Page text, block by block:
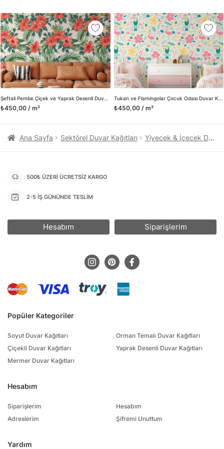
Şeftali Pembe Çiçek ve Yaprak Desenli Duvar Kağıdı Tasarımı, Yemyeşil Tropik Duvar Posteri
₺450,00 / m²
Tukan ve Flamingolar Çocuk Odası Duvar Kağıdı, Çiçekli Hayvan Motifli 3D Duvar Posteri
₺450,00 / m²
üretimini ve satışını yapmaktadır. Duvar tasarımının önemini
biliyor ve evin en kritik dekorasyon alanı olduğunu kabul
ediyoruz. Bu nedenle ürün yelpazemizi sürekli genişletiyor ve
trendlere ayak uydurmanın yanı sıra yeni trendlerin oluşumunda
da öncü rol üstleniyoruz.
Herhangi bir soru ya da sorununuz olursa bizimle iletişime
geçebilirsiniz.
Ana Sayfa Sektörel Duvar Kağıtları Yiyecek & İçecek Duvar Kağıtları
Popüler Kategoriler
Soyut Duvar Kağıtları
Çiçekli Duvar Kağıtları
Mermer Duvar Kağıtları
Orman Temalı Duvar Kağıtları
Yaprak Desenli Duvar Kağıtları
Hesabım
Siparişlerim
Adreslerim
Hesabım
Şifremi Unuttum
Yardım
500₺ ÜZERİ ÜCRETSİZ KARGO
2-5 İŞ GÜNÜNDE TESLİM
Hesabım Siparişlerim